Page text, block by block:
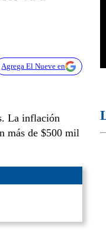
Agrega El Nueve en
La inflación
más de $500 mil